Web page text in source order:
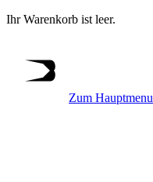
Ihr Warenkorb ist leer.
Zum Hauptmenu